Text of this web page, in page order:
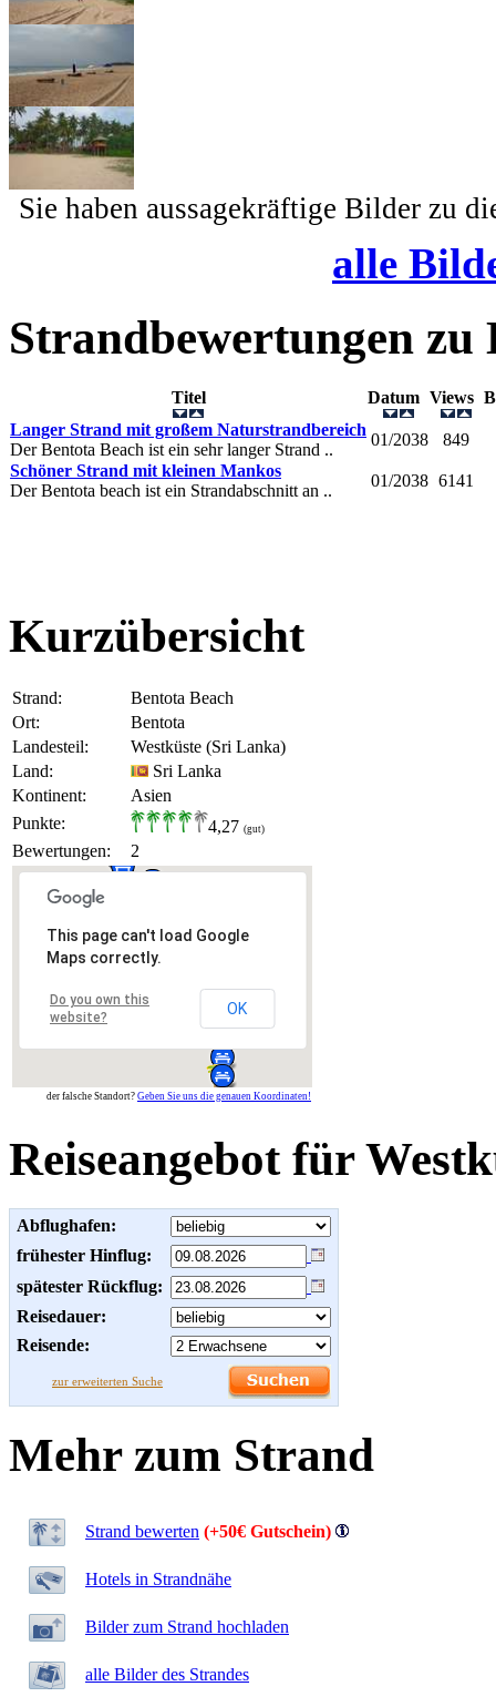
Sie haben aussagekräftige Bilder zu
alle
Strandbewertungen zu
Titel Datum Views
Langer Strand mit großem Naturstrandbereich
Der Bentota Beach ist ein sehr langer Strand ..
01/2038
849
Schöner Strand mit kleinen Mankos
Der Bentota beach ist ein Strandabschnitt an ..
01/2038 6141
Kurzübersicht
Strand:
Bentota Beach
Ort:
Bentota
Landesteil:
Westküste (Sri Lanka)
Land:
Sri Lanka
Kontinent:
Asien
Punkte:
4,27 (gut)
Bewertungen: 2
This page can't load Google
Maps correctly.
Do you own this
website?
OK
der falsche Standort? Geben Sie uns die genauen Koordinaten!
Reiseangebot für
Abflughafen:
frühester Hinflug:
spätester Rückflug:
Reisedauer:
Reisende:
zur erweiterten Suche
Mehr zum Strand
Strand bewerten (+50€ Gutschein)
Hotels in Strandnähe
Bilder zum Strand hochladen
alle Bilder des Strandes